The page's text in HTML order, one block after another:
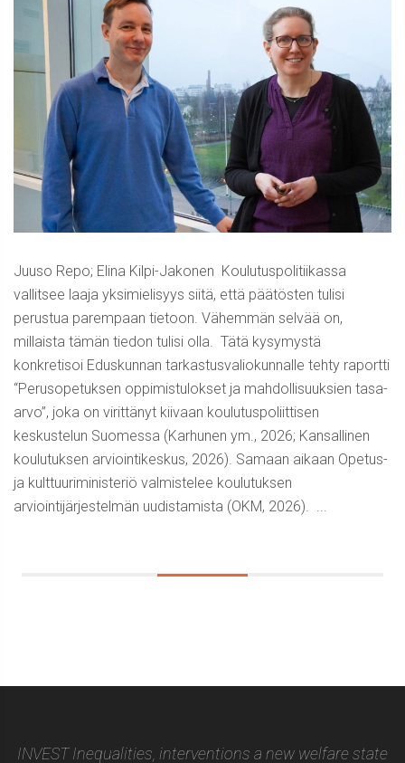
Juuso Repo; Elina Kilpi-Jakonen Koulutuspolitiikassa
vallitsee laaja yksimielisyys siitä, että päätösten tulisi
perustua parempaan tietoon. Vähemmän selvää on,
millaista tämän tiedon tulisi olla. Tätä kysymystä
konkretisoi Eduskunnan tarkastusvaliokunnalle tehty raportti
“Perusopetuksen oppimistulokset ja mahdollisuuksien tasa-
arvo”, joka on virittänyt kiivaan koulutuspoliittisen
keskustelun Suomessa (Karhunen ym., 2026; Kansallinen
koulutuksen arviointikeskus, 2026). Samaan aikaan Opetus-
ja kulttuuriministeriö valmistelee koulutuksen
arviointijärjestelmän uudistamista (OKM, 2026). ...
INVEST Inequalities, interventions a new welfare state